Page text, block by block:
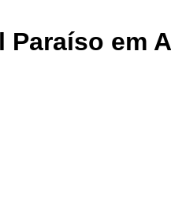
em